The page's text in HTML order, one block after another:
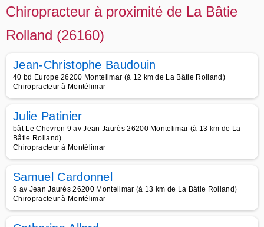
Chiropracteur à proximité de La Bâtie
Rolland (26160)
Jean-Christophe Baudouin
40 bd Europe 26200 Montelimar (à 12 km de La Bâtie Rolland)
Chiropracteur à Montélimar
Julie Patinier
bât Le Chevron 9 av Jean Jaurès 26200 Montelimar (à 13 km de La
Bâtie Rolland)
Chiropracteur à Montélimar
Samuel Cardonnel
9 av Jean Jaurès 26200 Montelimar (à 13 km de La Bâtie Rolland)
Chiropracteur à Montélimar